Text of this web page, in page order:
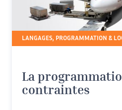
LANGAGES, PROGRAMMATION &
La
contraintes